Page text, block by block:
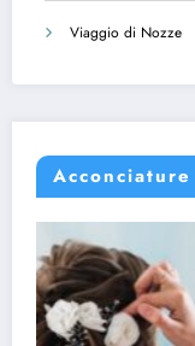
Viaggio di Nozze
Acconciature
ACCONCIATURE